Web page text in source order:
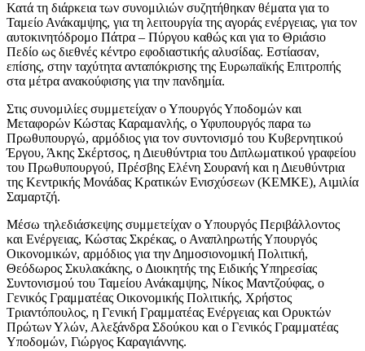
Κατά τη διάρκεια των συνομιλιών συζητήθηκαν θέματα για το
Ταμείο Ανάκαμψης, για τη λειτουργία της αγοράς ενέργειας, για τον
αυτοκινητόδρομο Πάτρα – Πύργου καθώς και για το Θριάσιο
Πεδίο ως διεθνές κέντρο εφοδιαστικής αλυσίδας. Εστίασαν,
επίσης, στην ταχύτητα ανταπόκρισης της Ευρωπαϊκής Επιτροπής
στα μέτρα ανακούφισης για την πανδημία.
Στις συνομιλίες συμμετείχαν ο Υπουργός Υποδομών και
Μεταφορών Κώστας Καραμανλής, ο Υφυπουργός παρα τω
Πρωθυπουργώ, αρμόδιος για τον συντονισμό του Κυβερνητικού
Έργου, Άκης Σκέρτσος, η Διευθύντρια του Διπλωματικού γραφείου
του Πρωθυπουργού, Πρέσβης Ελένη Σουρανή και η Διευθύντρια
της Κεντρικής Μονάδας Κρατικών Ενισχύσεων (ΚΕΜΚΕ), Αιµιλία
Σαµαρτζή.
Μέσω τηλεδιάσκεψης συμμετείχαν ο Υπουργός Περιβάλλοντος
και Ενέργειας, Κώστας Σκρέκας, ο Αναπληρωτής Υπουργός
Οικονομικών, αρμόδιος για την Δημοσιονομική Πολιτική,
Θεόδωρος Σκυλακάκης, ο Διοικητής της Ειδικής Υπηρεσίας
Συντονισμού του Ταμείου Ανάκαμψης, Νίκος Μαντζούφας, ο
Γενικός Γραμματέας Οικονομικής Πολιτικής, Χρήστος
Τριαντόπουλος, η Γενική Γραμματέας Ενέργειας και Ορυκτών
Πρώτων Υλών, Αλεξάνδρα Σδούκου και ο Γενικός Γραμματέας
Υποδομών, Γιώργος Καραγιάννης.